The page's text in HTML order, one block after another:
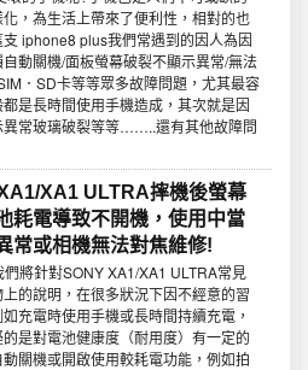
，為生活上帶來了便利性，相對的也
iphone8 plus我們常遇到的因人為因
動關機/面板螢幕破裂不顯示異常/無法
．SD卡等等眾多故障問題，尤其最容
是長時間使用手機造成，其次就是因
異常玻璃破裂等等……..還有其他故障問
XA1 ULTRA摔機後螢幕
耗電導致不開機，使用中當
常或相機無法對焦維修!
們將針對SONY XA1/XA1 ULTRA常見
的說明，在很多狀況下因不經意的習
充電時使用手機或長時間持續充電，
是對電池健康度（耐用度）有一定的
關機或開啟使用較耗電功能，例如拍